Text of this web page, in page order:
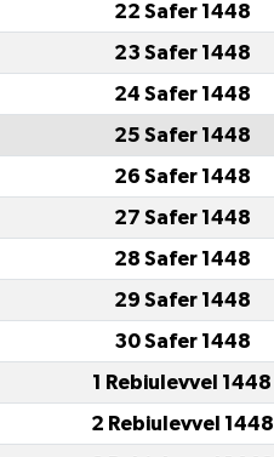
22 Safer 1448
23 Safer 1448
24 Safer 1448
25 Safer 1448
26 Safer 1448
27 Safer 1448
28 Safer 1448
29 Safer 1448
30 Safer 1448
1 Rebiulevvel 1448
2 Rebiulevvel 1448